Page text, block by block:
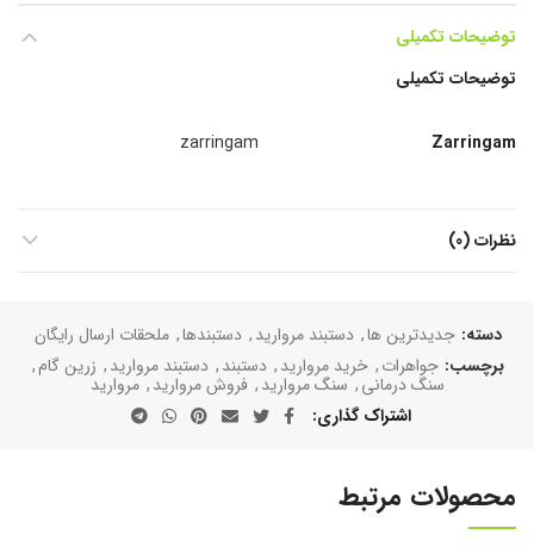
توضیحات تکمیلی
توضیحات تکمیلی
Zarringam
zarringam
نظرات (0)
دسته: جدیدترین ها, دستبند مروارید, دستبند‌ها, ملحقات ارسال رایگان
برچسب: جواهرات, خرید مروارید, دستبند, دستبند مروارید, زرین گام,
سنگ درمانی, سنگ مروارید, فروش مروارید, مروارید
اشتراک گذاری
محصولات مرتبط